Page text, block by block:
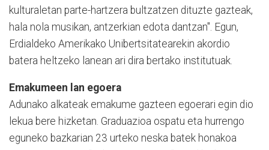
kulturaletan parte-hartzera bultzatzen dituzte gazteak,
hala nola musikan, antzerkian edota dantzan". Egun,
Erdialdeko Amerikako Unibertsitatearekin akordio
batera heltzeko lanean ari dira bertako institutuak.
Emakumeen lan egoera
Adunako alkateak emakume gazteen egoerari egin dio
lekua bere hizketan. Graduazioa ospatu eta hurrengo
eguneko bazkarian 23 urteko neska batek honakoa